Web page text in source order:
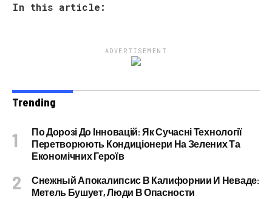
In this article:
ADVERTISEMENT
Trending
По Дорозі До Інновацій: Як Сучасні Технології
Перетворюють Кондиціонери На Зелених Та
Економічних Героїв
Снежный Апокалипсис В Калифорнии И Неваде:
Метель Бушует, Люди В Опасности